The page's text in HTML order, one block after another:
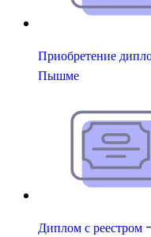
Приобретение
Пышме
Диплом с реестром